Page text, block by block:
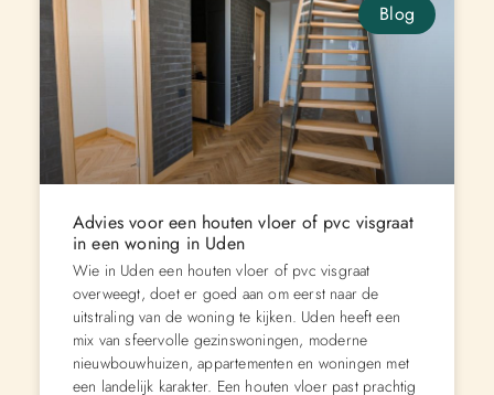
Blog
Advies voor een houten vloer of pvc visgraat
in een woning in Uden
Wie in Uden een houten vloer of pvc visgraat
overweegt, doet er goed aan om eerst naar de
uitstraling van de woning te kijken. Uden heeft een
mix van sfeervolle gezinswoningen, moderne
nieuwbouwhuizen, appartementen en woningen met
een landelijk karakter. Een houten vloer past prachtig